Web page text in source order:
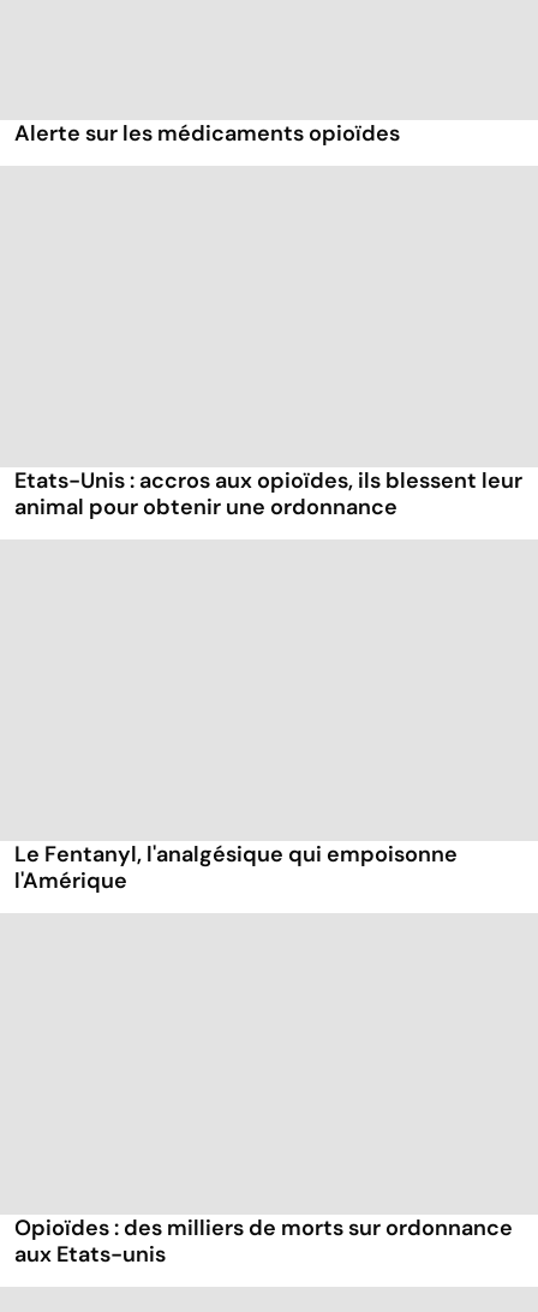
Alerte sur les médicaments opioïdes
Etats-Unis : accros aux opioïdes, ils blessent leur
animal pour obtenir une ordonnance
Le Fentanyl, l'analgésique qui empoisonne
l'Amérique
Opioïdes : des milliers de morts sur ordonnance
aux Etats-unis